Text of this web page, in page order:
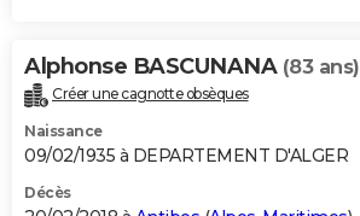
Alphonse BASCUNANA (83 ans)
Créer une cagnotte obsèques
Naissance
09/02/1935 à DEPARTEMENT D'ALGER
Décès